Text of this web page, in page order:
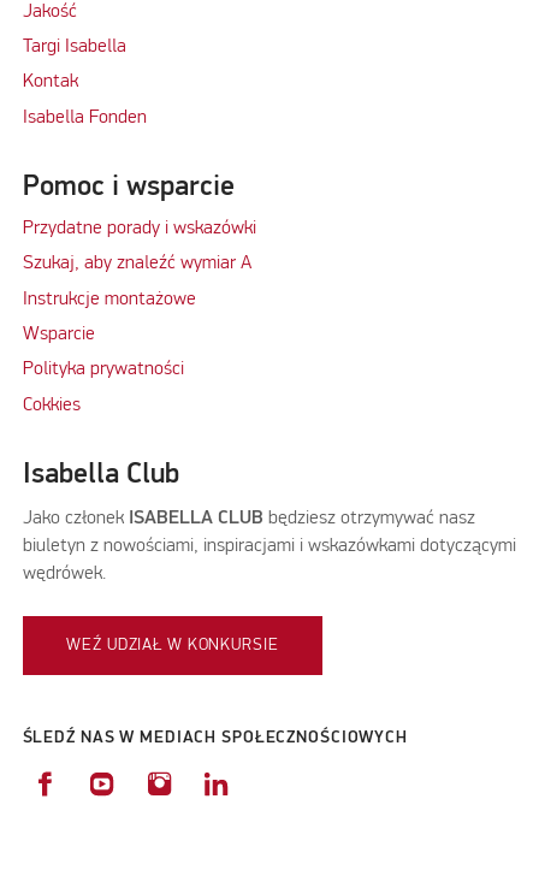
Jakość
Targi Isabella
Kontak
Isabella Fonden
Pomoc i wsparcie
Przydatne porady i wskazówki
Szukaj, aby znaleźć wymiar A
Instrukcje montażowe
Wsparcie
Polityka prywatności
Cokkies
Isabella Club
Jako członekISABELLA CLUB będziesz otrzymywać nasz
biuletyn z nowościami, inspiracjami i wskazówkami dotyczącymi
wędrówek.
WEŹ UDZIAŁ W KONKURSIE
ŚLEDŹ NAS W MEDIACH SPOŁECZNOŚCIOWYCH